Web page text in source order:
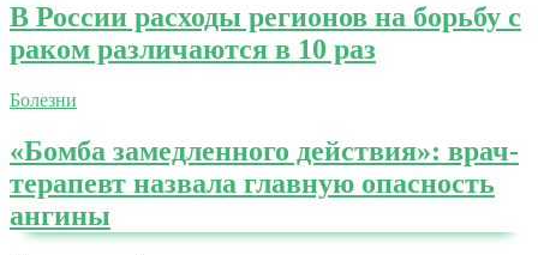
В России расходы регионов на борьбу с
раком различаются в 10 раз
Болезни
«Бомба замедленного действия»: врач-
терапевт назвала главную опасность
ангины